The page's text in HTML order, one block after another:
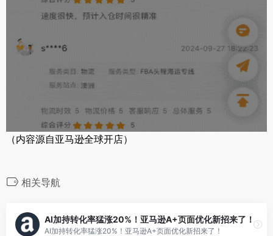
（内容源自亚马逊全球开店）
相关导航
AI加持转化率猛涨20%！亚马逊A+页面优化新招来了！
AI加持转化率猛涨20%！亚马逊A+页面优化新招来了！